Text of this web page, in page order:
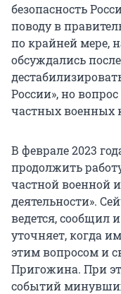
безопасность
поводу в
по крайней мере,
обсуждались
России», но
частных военных
В феврале 2023
продолжить
частной военной
деятельности».
ведется, сообщил
уточняет, когда
этим вопросом и
Пригожина. При
событий